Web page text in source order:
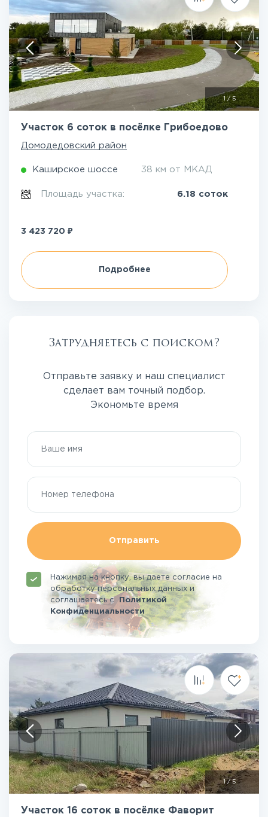
1/5
Участок 6 соток в посёлке Грибоедово
Домодедовский район
Каширское шоссе 38 км от МКАД
Площадь участка: 6.18 соток
3 423 720 ₽
Подробнее
Затрудняетесь с поиском?
Отправьте заявку и наш специалист
сделает вам точный подбор.
Экономьте время
Отправить
Нажимая на кнопку, вы даете согласие на
обработку персональных данных и
соглашаетесьсПолитикой
Конфиденциальности
1/5
Участок 16 соток в посёлке Фаворит